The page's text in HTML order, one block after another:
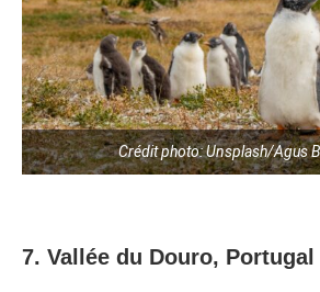
Crédit photo: Unsplash/Agus
7. Vallée du Douro, Portugal